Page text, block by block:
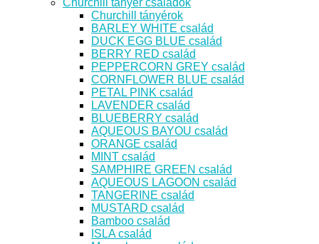
Churchill tányérok
BARLEY WHITE család
DUCK EGG BLUE család
BERRY RED család
PEPPERCORN GREY család
CORNFLOWER BLUE család
PETAL PINK család
LAVENDER család
BLUEBERRY család
AQUEOUS BAYOU család
ORANGE család
MINT család
SAMPHIRE GREEN család
AQUEOUS LAGOON család
TANGERINE család
MUSTARD család
Bamboo család
ISLA család